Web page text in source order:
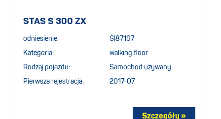
STAS S 300 ZX
odniesienie: SI87197
Kategoria: walking floor
Rodzaj pojazdu: Samochod uzywany
Pierwsza rejestracja: 2017-07